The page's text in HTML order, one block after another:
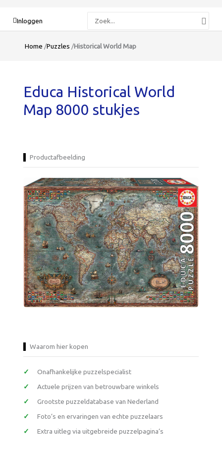
Inloggen
naar:
Home /Puzzles /Historical World Map
Educa Historical World
Map 8000 stukjes
Productafbeelding
Waarom hier kopen
Onafhankelijke puzzelspecialist
Actuele prijzen van betrouwbare winkels
Grootste puzzeldatabase van Nederland
Foto’s en ervaringen van echte puzzelaars
Extra uitleg via uitgebreide puzzelpagina’s